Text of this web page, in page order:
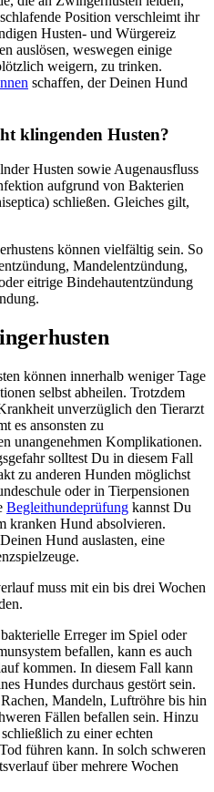
Position verschleimt ihr
Husten- und Würgereiz
auslösen, weswegen einige
weigern, zu trinken.
schaffen, der Deinen Hund
klingenden Husten?
Husten sowie Augenausfluss
aufgrund von Bakterien
schließen. Gleiches gilt,
können vielfältig sein. So
Mandelentzündung,
eitrige Bindehautentzündung
können innerhalb weniger Tage
selbst abheilen. Trotzdem
unverzüglich den Tierarzt
es ansonsten zu
unangenehmen Komplikationen.
solltest Du in diesem Fall
zu anderen Hunden möglichst
oder in Tierpensionen
Begleithundeprüfung kannst Du
kranken Hund absolvieren.
Hund auslasten, eine
muss mit ein bis drei Wochen
Erreger im Spiel oder
befallen, kann es auch
kommen. In diesem Fall kann
Hundes durchaus gestört sein.
Mandeln, Luftröhre bis hin
Fällen befallen sein. Hinzu
zu einer echten
führen kann. In solch schweren
über mehrere Wochen